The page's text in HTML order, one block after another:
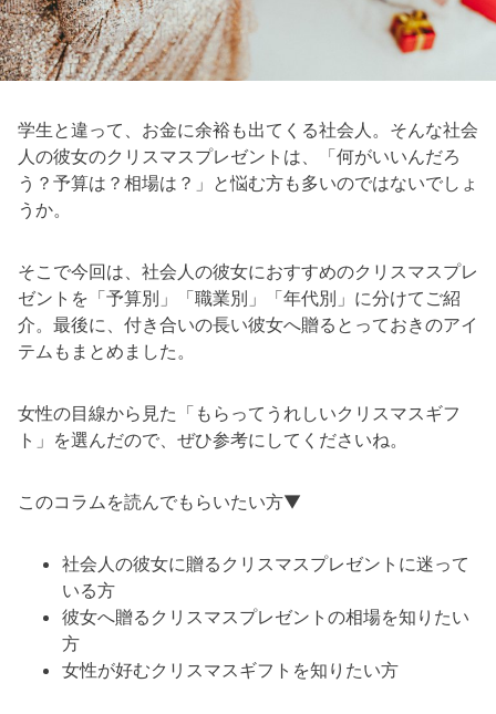
学生と違って、お金に余裕も出てくる社会人。そんな社会
人の彼女のクリスマスプレゼントは、「何がいいんだろ
う？予算は？相場は？」と悩む方も多いのではないでしょ
うか。
そこで今回は、社会人の彼女におすすめのクリスマスプレ
ゼントを「予算別」「職業別」「年代別」に分けてご紹
介。最後に、付き合いの長い彼女へ贈るとっておきのアイ
テムもまとめました。
女性の目線から見た「もらってうれしいクリスマスギフ
ト」を選んだので、ぜひ参考にしてくださいね。
このコラムを読んでもらいたい方▼
社会人の彼女に贈るクリスマスプレゼントに迷って
いる方
彼女へ贈るクリスマスプレゼントの相場を知りたい
方
女性が好むクリスマスギフトを知りたい方